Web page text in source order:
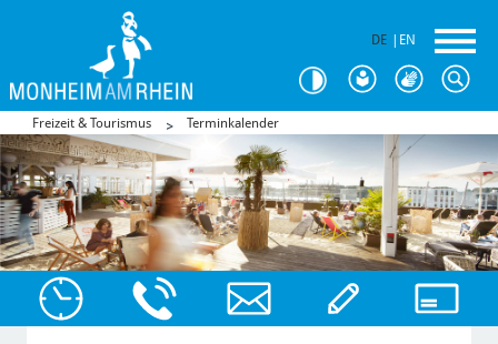
DE EN
Freizeit & Tourismus Terminkalender